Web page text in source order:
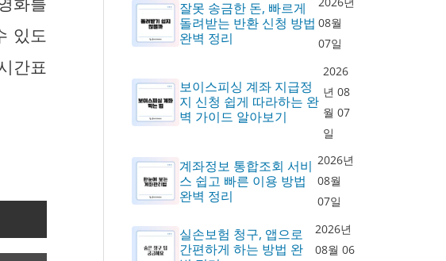
있도
간표
잘못 송금한 돈, 빠르게
돌려받는 반환 신청 방법
완벽 정리
08월
07일
보이스피싱 계좌 지급정
지 신청 쉽게 따라하는 완
벽 가이드 알아보기
2026
년 08
월 07
일
계좌정보 통합조회 서비
스 쉽고 빠른 이용 방법
완벽 정리
2026년
08월
07일
실손보험 청구, 앱으로
간편하게 하는 방법 완
2026년
08월 06